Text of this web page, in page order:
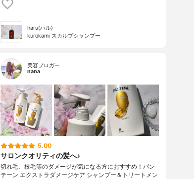
haru(ハル)
kurokami スカルプシャンプー
美容ブロガー
nana
5.00
サロンクオリティの髪へ♪
切れ毛、枝毛等のダメージが気になる方におすすめ！パン
テーン エクストラダメージケア シャンプー＆トリートメン